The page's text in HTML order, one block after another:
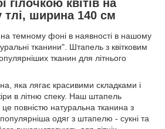
гілочкою квітів на
ширина 140 см
на темному фоні в наявності в нашому
тканини". Штапель з квітковим
тканин для літнього
яка лягає красивими складками і
в літню спеку. Наш штапель
повністю натуральна тканина з
одяг з штапелю - сукні та